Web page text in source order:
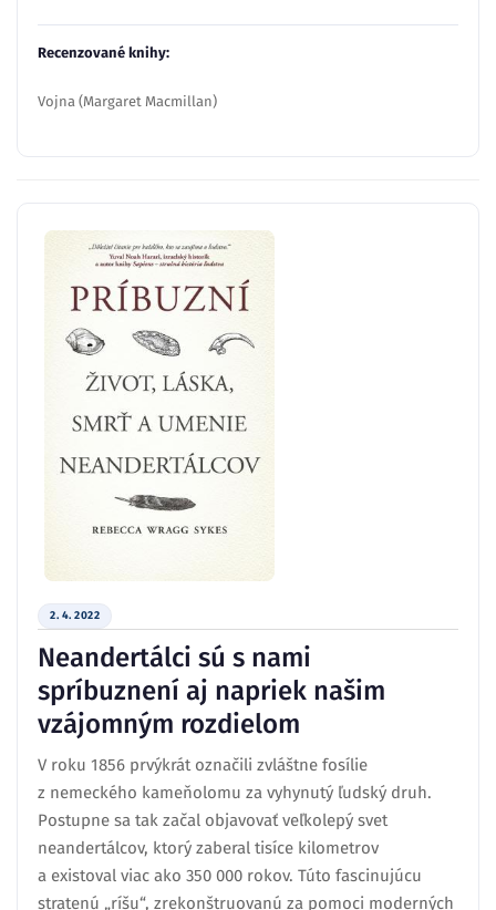
Recenzované knihy:
Vojna (Margaret Macmillan)
2. 4. 2022
Neandertálci sú s nami
spríbuznení aj napriek našim
vzájomným rozdielom
V roku 1856 prvýkrát označili zvláštne fosílie
z nemeckého kameňolomu za vyhynutý ľudský druh.
Postupne sa tak začal objavovať veľkolepý svet
neandertálcov, ktorý zaberal tisíce kilometrov
a existoval viac ako 350 000 rokov. Túto fascinujúcu
stratenú „ríšu“, zrekonštruovanú za pomoci moderných